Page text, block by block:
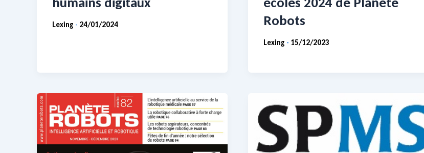
Lexing - 24/01/2024
Robots
Lexing - 15/12/2023